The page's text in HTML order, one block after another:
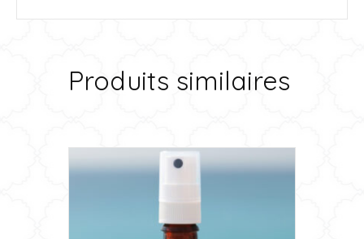
Produits similaires